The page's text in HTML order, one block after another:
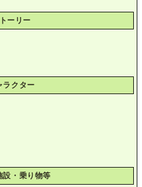
ーリー
ラクター
設・乗り物等